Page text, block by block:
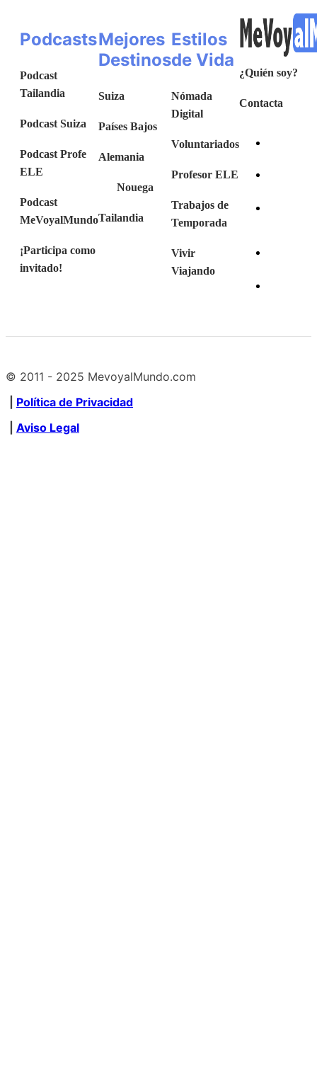
Podcasts
Podcast
Tailandia
Podcast Suiza
Podcast Profe
ELE
Podcast
MeVoyalMundo
¡Participa como
invitado!
Mejores
Destinos
Suiza
Países Bajos
Alemania
Nouega
Tailandia
Estilos
de Vida
Nómada
Digital
Voluntariados
Profesor ELE
Trabajos de
Temporada
Vivir
Viajando
¿Quién soy?
Contacta
© 2011 - 2025 MevoyalMundo.com
Política de Privacidad
Aviso Legal